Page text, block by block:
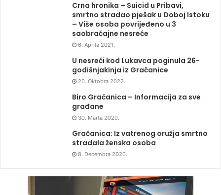
Crna hronika – Suicid u Pribavi,
smrtno stradao pješak u Doboj Istoku
– Više osoba povrijeđeno u 3
saobraćajne nesreće
6. Aprila 2021.
U nesreći kod Lukavca poginula 26-
godišnjakinja iz Gračanice
20. Oktobra 2022.
Biro Gračanica – Informacija za sve
građane
30. Marta 2020.
Gračanica: Iz vatrenog oružja smrtno
stradala ženska osoba
8. Decembra 2020.